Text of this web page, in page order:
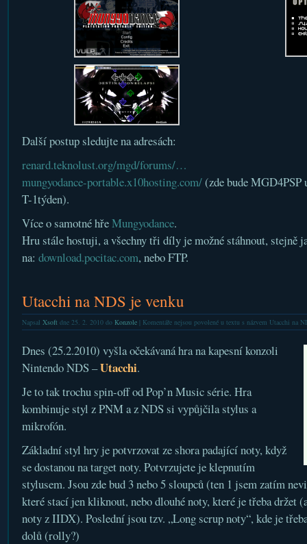
Další postup sledujte na adresách:
renard.teknolust.org/mgd/forums/…
mungyodance-portable.x10hosting.com/(zde bude MGD4PSP
T-1týden).
Více o samotné hřeMungyodance.
Hru stále hostuji, a všechny tři díly je možné stáhnout, stejně
na: download.pocitac.com, nebo FTP.
Utacchi na NDS je venku
Napsal Xsoftdne 25. 2. 2010 do Konzole| Komentáře nejsou povolenéu textu s názvem Utacchi na
Dnes (25.2.2010) vyšla očekávaná hra na kapesní konzoli
Nintendo NDS –Utacchi.
Je to tak trochu spin-off od Pop’n Music série. Hra
kombinuje styl z PNM a z NDS si vypůjčila stylus a
mikrofón.
Základní styl hry je potvrzovat ze shora padající noty, když
se dostanou na target noty. Potvrzujete je klepnutím
stylusem. Jsou zde bud 3 nebo 5 sloupců (ten 1 jsem zatím
které stací jen kliknout, nebo dlouhé noty, které je třeba držet
noty z IIDX). Poslední jsou tzv. „Long scrup noty“, kde je
dolů (rolly?)